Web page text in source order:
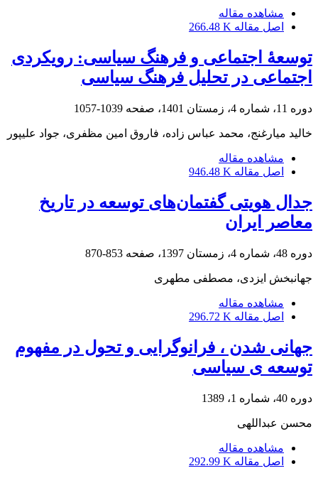
مشاهده مقاله
اصل مقاله 266.48 K
توسعۀ اجتماعی و فرهنگ سیاسی: رویکردی
اجتماعی در تحلیل فرهنگ سیاسی
دوره 11، شماره 4، زمستان 1401، صفحه 1039-1057
خالید میارغنج، محمد عباس زاده، فاروق امین مظفری، جواد علیپور
مشاهده مقاله
اصل مقاله 946.48 K
جدال هویتی گفتمان‌های توسعه در تاریخ
معاصر ایران
دوره 48، شماره 4، زمستان 1397، صفحه 853-870
جهانبخش ایزدی، مصطفی مطهری
مشاهده مقاله
اصل مقاله 296.72 K
جهانی شدن ، فرانوگرایی و تحول در مفهوم
توسعه ی سیاسی
دوره 40، شماره 1، 1389
محسن عبداللهی
مشاهده مقاله
اصل مقاله 292.99 K